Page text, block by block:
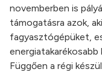
novemberben is
támogatásra azok,
fagyasztógépüket,
energiatakarékosabb
Függően a régi